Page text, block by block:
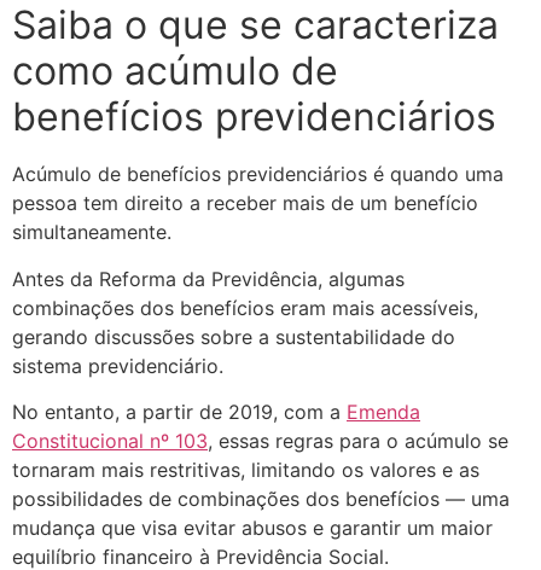
Saiba o que se caracteriza
como acúmulo de
benefícios previdenciários
Acúmulo de benefícios previdenciários é quando uma
pessoa tem direito a receber mais de um benefício
simultaneamente.
Antes da Reforma da Previdência, algumas
combinações dos benefícios eram mais acessíveis,
gerando discussões sobre a sustentabilidade do
sistema previdenciário.
No entanto, a partir de 2019, com a Emenda
Constitucional nº 103, essas regras para o acúmulo se
tornaram mais restritivas, limitando os valores e as
possibilidades de combinações dos benefícios — uma
mudança que visa evitar abusos e garantir um maior
equilíbrio financeiro à Previdência Social.